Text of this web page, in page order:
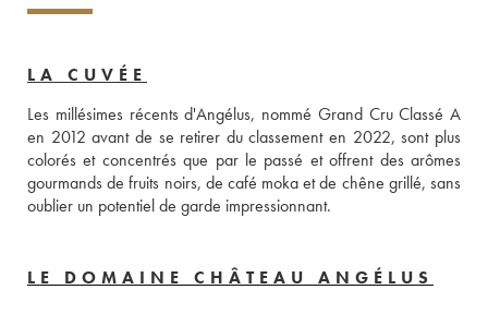
LA CUVÉE
Les millésimes récents d'Angélus, nommé Grand Cru Classé A
en 2012 avant de se retirer du classement en 2022, sont plus
colorés et concentrés que par le passé et offrent des arômes
gourmands de fruits noirs, de café moka et de chêne grillé, sans
oublier un potentiel de garde impressionnant.
LE DOMAINE CHÂTEAU ANGÉLUS